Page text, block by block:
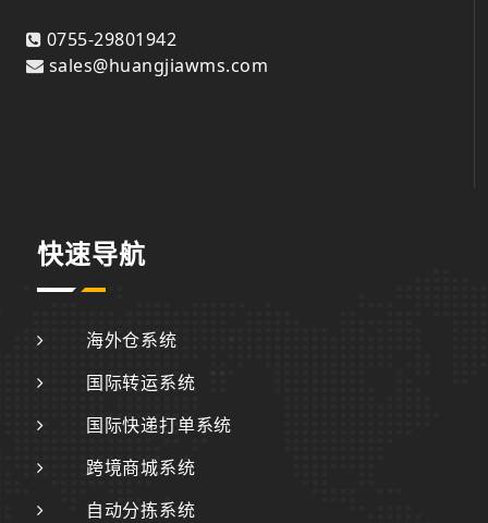
0755-29801942
sales@huangjiawms.com
快速导航
海外仓系统
国际转运系统
国际快递打单系统
跨境商城系统
自动分拣系统